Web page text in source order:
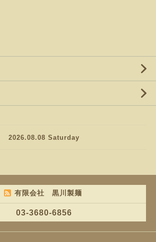
2026.08.08 Saturday
有限会社 黒川製麺
03-3680-6856